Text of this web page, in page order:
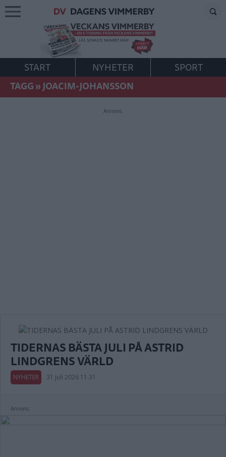
START NYHETER
SPORT
TAGG»JOACIM-JOHANSSON
Annons:
TIDERNAS BÄSTA JULI PÅ ASTRID
LINDGRENS VÄRLD
NYHETER 31 juli 2026 11.31
Annons: